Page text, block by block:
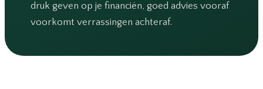
druk geven op je financiën, goed advies vooraf
voorkomt verrassingen achteraf.